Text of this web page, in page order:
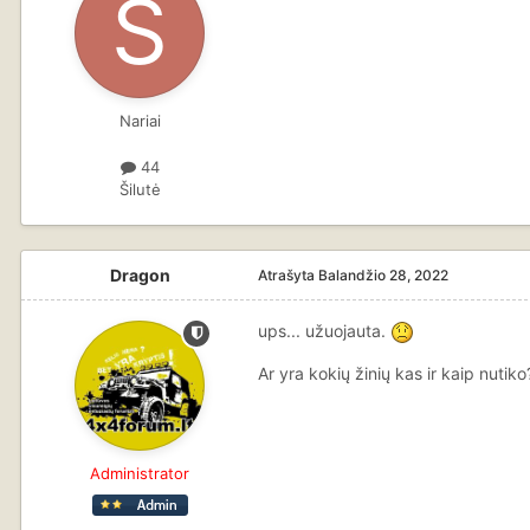
Nariai
44
Šilutė
Dragon
Administrator
Atrašyta Balandžio 28, 2022
ups... užuojauta.
Ar yra kokių žinių kas ir kaip